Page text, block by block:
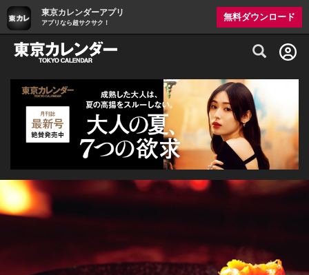
東京カレンダーアプリ
アプリなら超サクサク！
無料ダウンロード
グルメ情報・プレミアムレストラン予約